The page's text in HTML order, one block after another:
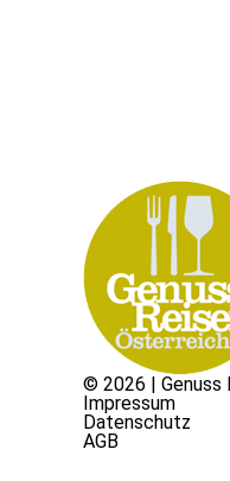
© 2026 | Genuss
Impressum
Datenschutz
AGB